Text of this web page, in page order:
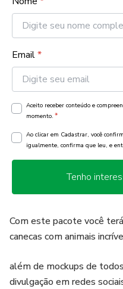
Email*
Aceito receber conteúdo e
momento. *
Ao clicar em Cadastrar, você
igualmente, confirma que leu, e
Tenho
Com este pacote você
canecas com animais
além de mockups de
divulgação em redes